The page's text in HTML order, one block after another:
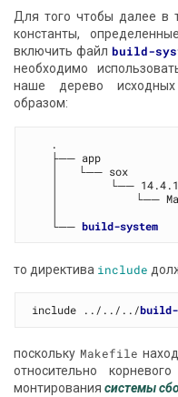
Для того чтобы далее в
константы,
включить файл build-
необходимо
наше дерево
образом:
   .
   ├── app
   │   └── sox
   │        └── 14.4.1
│            └──
   └──
build-system
то директива include
include ../../../build-
поскольку Makefile
относительно
монтированиясистемы